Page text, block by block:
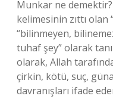
Munkar ne
kelimesinin zıttı
“bilinmeyen,
tuhaf şey” olarak
olarak, Allah
çirkin, kötü, suç,
davranışları ifade